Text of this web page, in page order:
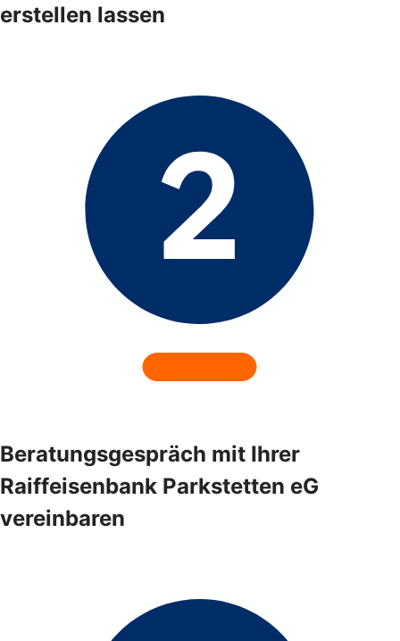
erstellen lassen
Beratungsgespräch mit Ihrer
Raiffeisenbank Parkstetten eG
vereinbaren